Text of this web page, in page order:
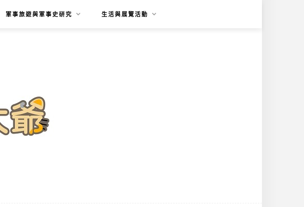
軍事旅遊與軍事史研究 生活與展覽活動